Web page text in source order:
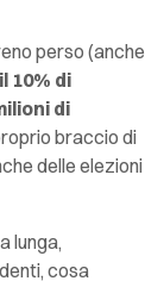
perso (anche
10% di
di
braccio di
delle elezioni
lunga,
cosa